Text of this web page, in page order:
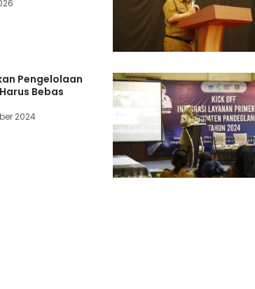
Pengelolaan
Bebas
2024